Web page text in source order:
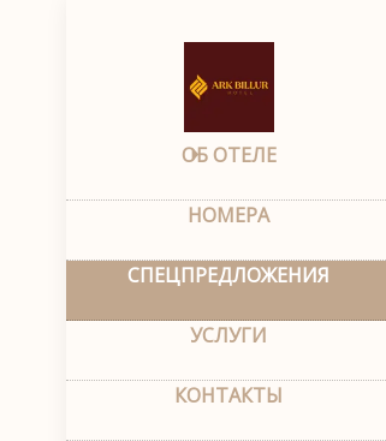
ОБ ОТЕЛЕ
НОМЕРА
СПЕЦПРЕДЛОЖЕНИЯ
УСЛУГИ
КОНТАКТЫ
Спецпредложения